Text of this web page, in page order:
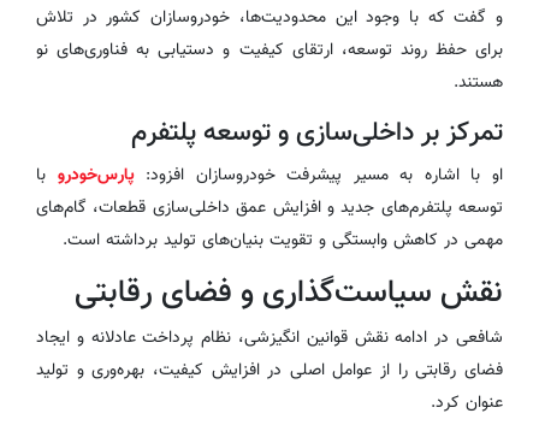
و گفت که با وجود این محدودیت‌ها، خودروسازان کشور در تلاش
برای حفظ روند توسعه، ارتقای کیفیت و دستیابی به فناوری‌های نو
هستند.
تمرکز بر داخلی‌سازی و توسعه پلتفرم
او با اشاره به مسیر پیشرفت خودروسازان افزود:پارس‌خودرو با
توسعه پلتفرم‌های جدید و افزایش عمق داخلی‌سازی قطعات، گام‌های
مهمی در کاهش وابستگی و تقویت بنیان‌های تولید برداشته است.
نقش سیاست‌گذاری و فضای رقابتی
شافعی در ادامه نقش قوانین انگیزشی، نظام پرداخت عادلانه و ایجاد
فضای رقابتی را از عوامل اصلی در افزایش کیفیت، بهره‌وری و تولید
عنوان کرد.